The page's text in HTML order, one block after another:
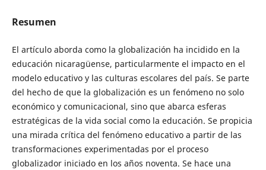
Resumen
El artículo aborda como la globalización ha incidido en la
educación nicaragüense, particularmente el impacto en el
modelo educativo y las culturas escolares del país. Se parte
del hecho de que la globalización es un fenómeno no solo
económico y comunicacional, sino que abarca esferas
estratégicas de la vida social como la educación. Se propicia
una mirada crítica del fenómeno educativo a partir de las
transformaciones experimentadas por el proceso
globalizador iniciado en los años noventa. Se hace una